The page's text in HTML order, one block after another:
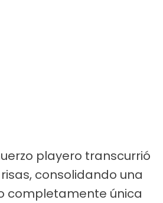
playero transcurrió
consolidando una
completamente única